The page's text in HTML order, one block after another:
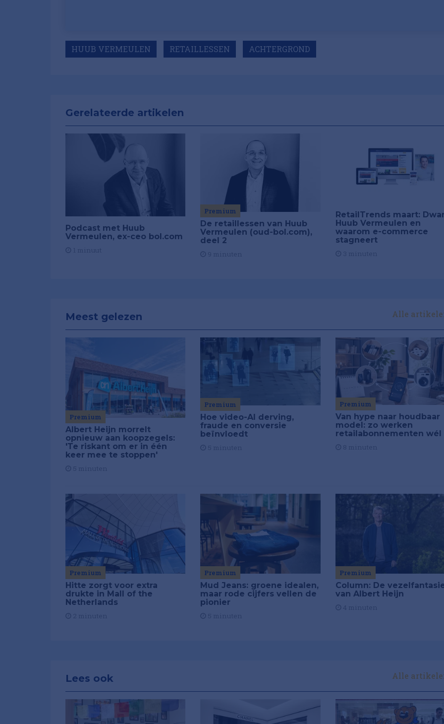
HUUB VERMEULEN RETAILLESSEN ACHTERGROND
Gerelateerde artikelen
Podcast met Huub
Vermeulen, ex-ceo bol.com
Premium
De retaillessen van Huub
Vermeulen (oud-bol.com),
deel 2
RetailTrends maart:
Huub Vermeulen en
waarom e-commerce
stagneert
Meest gelezen Alle
Premium
Albert Heijn morrelt
opnieuw aan koopzegels:
'Te riskant om er in één
keer mee te stoppen'
Premium
Hoe video-AI derving,
fraude en conversie
beïnvloedt
Premium
Van hype naar houdbaar
model: zo werken
retailabonnementen wél
Premium
Hitte zorgt voor extra
drukte in Mall of the
Netherlands
Premium
Mud Jeans: groene idealen,
maar rode cijfers vellen de
pionier
Premium
Column: De
van Albert Heijn
Lees ook Alle